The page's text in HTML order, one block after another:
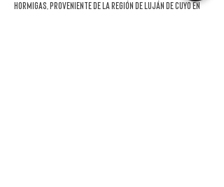
Hormigas, proveniente de la región de Luján de Cuyo en